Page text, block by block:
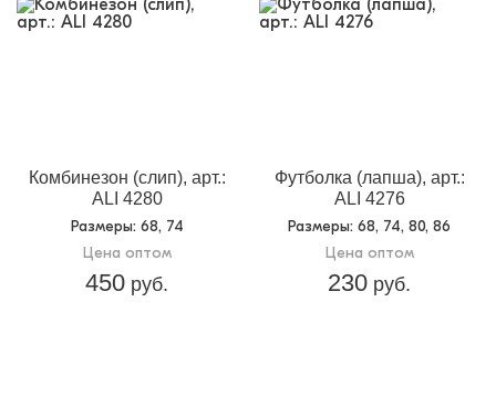
Комбинезон (слип), арт.:
ALI 4280
Размеры: 68, 74
Цена оптом
450 руб.
Футболка (лапша), арт.:
ALI 4276
Размеры: 68, 74, 80, 86
Цена оптом
230 руб.